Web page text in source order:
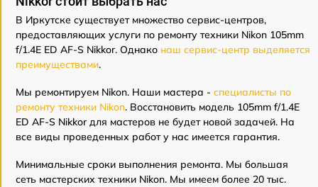
В Иркутске существует множество сервис-центров,
предоставляющих услуги по ремонту техники Nikon 105mm
f/1.4E ED AF-S Nikkor. Однако наш сервис-центр выделяется
преимуществами.
Мы ремонтируем Nikon. Наши мастера - специалисты по
ремонту техники Nikon. Восстановить модель 105mm f/1.4E
ED AF-S Nikkor для мастеров не будет новой задачей. На
все виды проведенных работ у нас имеется гарантия.
Минимальные сроки выполнения ремонта. Мы большая
сеть мастерских техники Nikon. Мы имеем более 20 тыс.